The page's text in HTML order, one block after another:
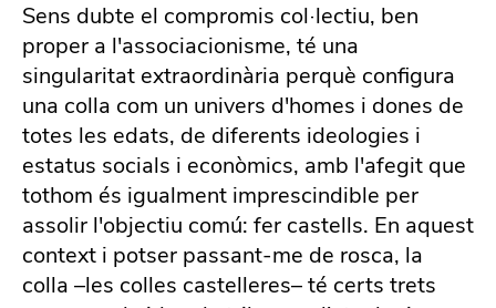
Sens dubte el compromis col·lectiu, ben
proper a l'associacionisme, té una
singularitat extraordinària perquè configura
una colla com un univers d'homes i dones de
totes les edats, de diferents ideologies i
estatus socials i econòmics, amb l'afegit que
tothom és igualment imprescindible per
assolir l'objectiu comú: fer castells. En aquest
context i potser passant-me de rosca, la
colla –les colles castelleres– té certs trets